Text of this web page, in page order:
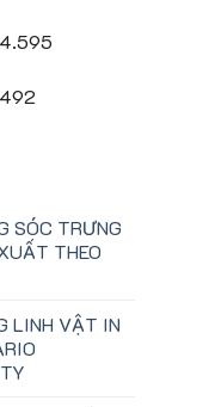
SÓC TRƯNG
THEO
LINH VẬT IN